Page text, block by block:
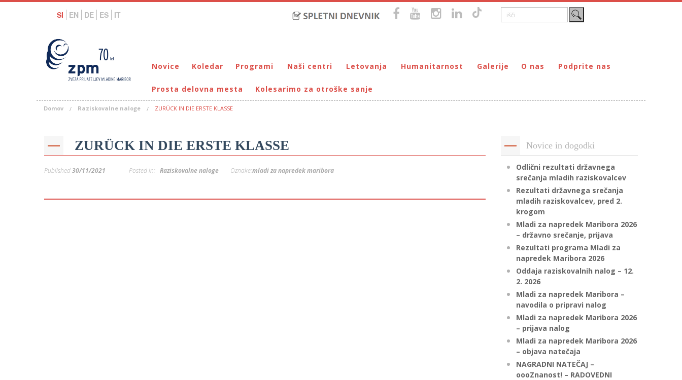
SI EN DE ES IT
Novice Koledar Programi
Bralna značka
Eko programi
Mladi za napredek Maribora
Mladinski center DUM
Naši centri
DUM Maribor
VIRC Poreč
Letovanja
Letovanje – VIRC Poreč
Letovanje – DMZ na Pohorju
Humanitarnost
Dohodnina – Društvo prijateljev mladine Maribor
Galerije O nas
Poslanstvo
Partnerji
Transparentnost delovanja
Podprite nas
DONIRAJ – za pravne osebe
Prosta delovna mesta Kolesarimo za otroške sanje
Domov Raziskovalne naloge ZURÜCK IN DIE ERSTE KLASSE
ZURÜCK IN DIE ERSTE KLASSE
Published30/11/2021 Posted in: Raziskovalne naloge Oznake:mladi za napredek maribora
Novice in dogodki
Odlični rezultati državnega
srečanja mladih raziskovalcev
Rezultati državnega srečanja
mladih raziskovalcev, pred 2.
krogom
Mladi za napredek Maribora 2026
– državno srečanje, prijava
Rezultati programa Mladi za
napredek Maribora 2026
Oddaja raziskovalnih nalog – 12.
2. 2026
Mladi za napredek Maribora –
navodila o pripravi nalog
Mladi za napredek Maribora 2026
– prijava nalog
Mladi za napredek Maribora 2026
– objava natečaja
NAGRADNI NATEČAJ –
oooZnanost! – RADOVEDNI